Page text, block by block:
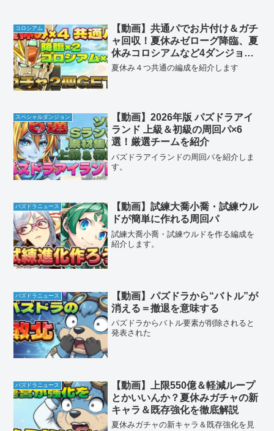
コロシアム
【動画】共通パでお片付け＆ガチ
ャ回収！夏休みゼローグ降臨、夏
休みコロシアムなど4ダンジョン
のF91周回パ
夏休み４つ共通の編成を紹介します
スペシャルダンジョン
【動画】2026年版 パズドラアイ
ランド 上級＆初級の周回パ×6
選！厳選チームを紹介
パズドラアイランドの周回パを紹介しま
す。
パズドラニュース
【動画】試練大喬小喬・試練ウル
ドが簡単に作れる周回パ
試練大喬小喬・試練ウルドを作る編成を
紹介します。
パズドラニュース
【動画】パズドラから“バトル”が
消える＝撤退を意味する
パズドラからバトル要素が削除されると
発表された
パズドラニュース
【動画】上限550億＆軽減ループ
とかいいんか？夏休みガチャの新
キャラ＆既存強化を徹底解説
夏休みガチャの新キャラ＆既存強化を見